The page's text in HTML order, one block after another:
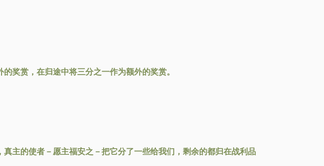
奖赏，在归途中将三分之一作为额外的奖赏。
主的使者－愿主福安之－把它分了一些给我们，剩余的都归在战利品